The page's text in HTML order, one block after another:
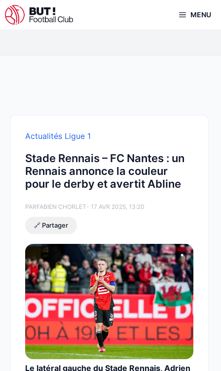
Aller
au
MENU
Actualités Ligue 1
Stade Rennais – FC Nantes : un
Rennais annonce la couleur
pour le derby et avertit Abline
PARFABIEN CHORLET- 17 AVR 2025, 13:20
🔗 Partager
Le latéral gauche du Stade Rennais, Adrien